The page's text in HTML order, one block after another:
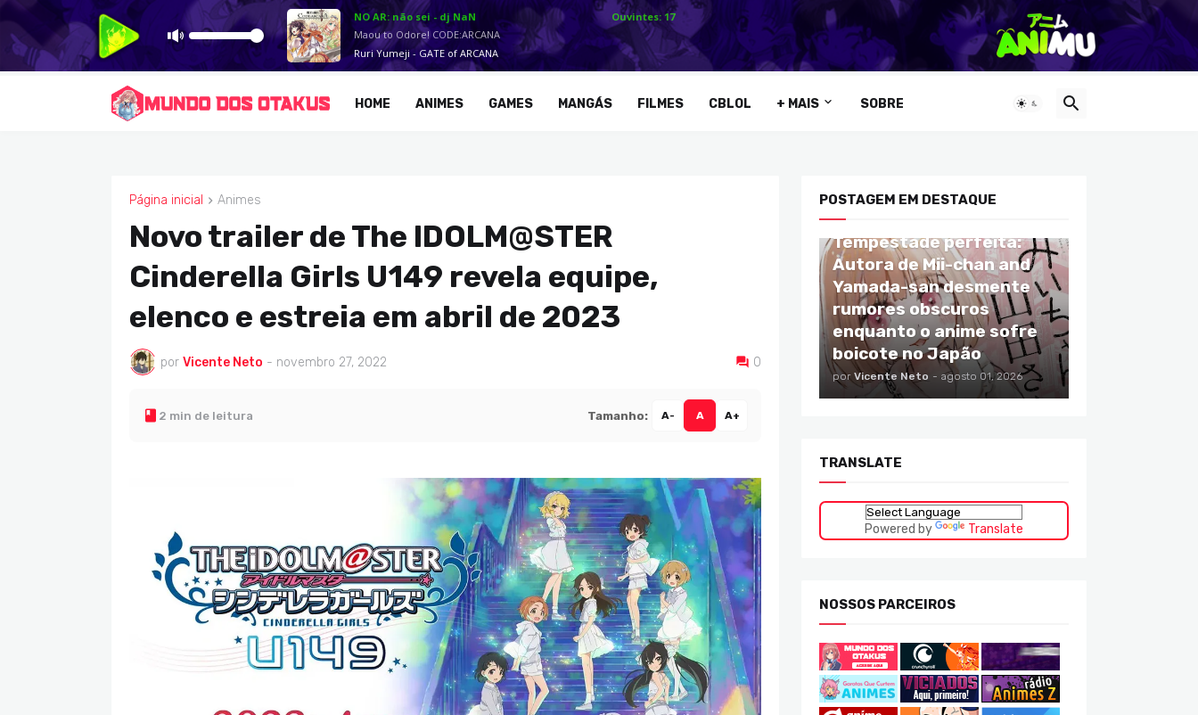
HOME ANIMES GAMES MANGÁS FILMES CBLOL + MAIS SOBRE
Página inicial Animes
ANIMES
Novo trailer de The IDOLM@STER
Cinderella Girls U149 revela equipe,
elenco e estreia em abril de 2023
por Vicente Neto - novembro 27, 2022 0
2 min de leitura Tamanho: A- A A+
POSTAGEM EM DESTAQUE
Tempestade perfeita:
Autora de Mii-chan and
Yamada-san desmente
rumores obscuros
enquanto o anime sofre
boicote no Japão
por Vicente Neto - agosto 01, 2026
TRANSLATE
Powered by Translate
NOSSOS PARCEIROS